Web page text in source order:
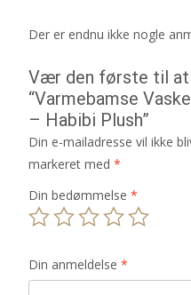
Der er endnu ikke nogle
Vær den første til at
“Varmebamse
– Habibi Plush”
Din e-mailadresse vil ikke
markeret med *
Din bedømmelse *
Din anmeldelse *